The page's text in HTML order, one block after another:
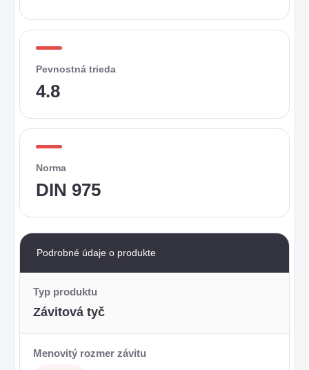
Pevnostná trieda
4.8
Norma
DIN 975
Podrobné údaje o produkte
Typ produktu
Závitová tyč
Menovitý rozmer závitu